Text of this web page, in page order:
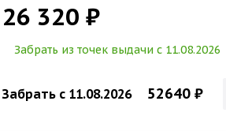
26 320 ₽
Забрать из точек выдачи c 11.08.2026
Забрать c 11.08.2026 52640 ₽